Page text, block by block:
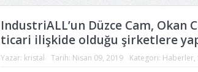
IndustriALL’un Düzce Cam, Okan
ticari ilişkide olduğu şirketlere
Yazar: kristal Tarih: Nisan 09, 2019 Kategori: Haberler,